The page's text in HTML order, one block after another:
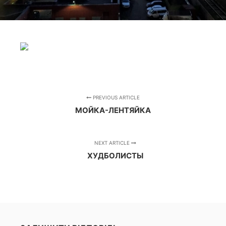
PREVIOUS ARTICLE
МОЙКА-ЛЕНТЯЙКА
NEXT ARTICLE
ХУДБОЛИСТЫ